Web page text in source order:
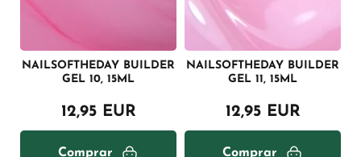
NAILSOFTHEDAY BUILDER
GEL 10, 15ML
12,95 EUR
Comprar
NAILSOFTHEDAY BUILDER
GEL 11, 15ML
12,95 EUR
Comprar